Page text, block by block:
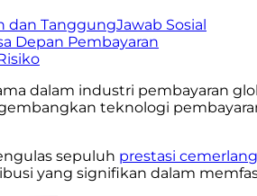
dan TanggungJawab Sosial
Depan Pembayaran
dalam industri pembayaran
teknologi
sepuluh prestasi
yang signifikan dalam